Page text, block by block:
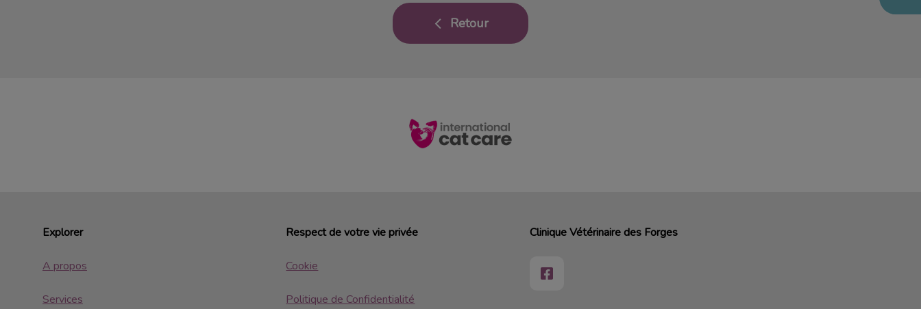
Retour
Explorer
A propos
Services
Respect de votre vie privée
Cookie
Politique de Confidentialité
Clinique Vétérinaire des Forges